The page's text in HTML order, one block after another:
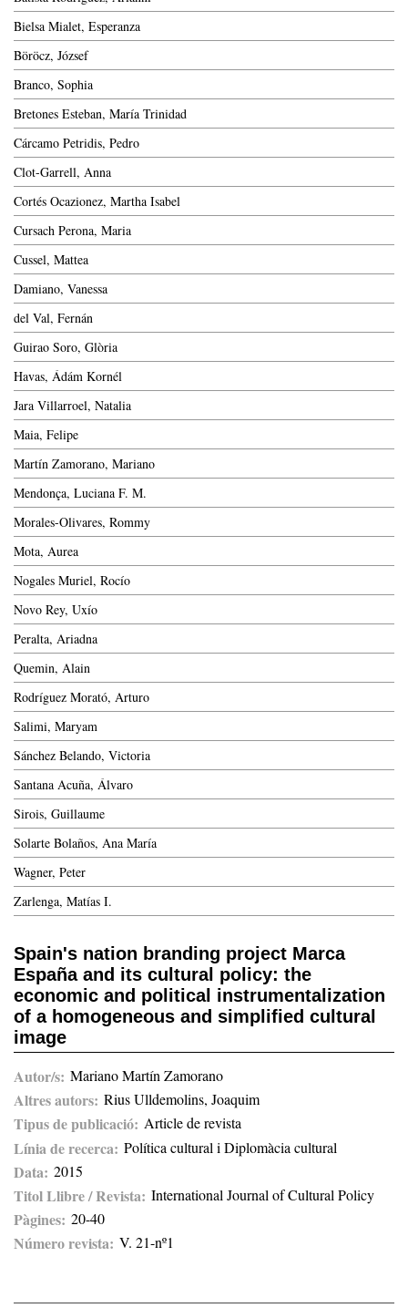
Spain's nation branding project Marca
España and its cultural policy: the
economic and political instrumentalization
of a homogeneous and simplified cultural
image
Autor/s Mariano Martín Zamorano
Altres autors Rius Ulldemolins, Joaquim
Tipus de publicació Article de revista
Línia de recerca Política cultural i Diplomàcia cultural
Data 2015
Titol Llibre / Revista International Journal of Cultural Policy
Pàgines 20-40
Número revista V. 21-nº1
Bielsa Mialet, Esperanza
Böröcz, József
Branco, Sophia
Bretones Esteban, María Trinidad
Cárcamo Petridis, Pedro
Clot-Garrell, Anna
Cortés Ocazionez, Martha Isabel
Cursach Perona, Maria
Cussel, Mattea
Damiano, Vanessa
del Val, Fernán
Guirao Soro, Glòria
Havas, Ádám Kornél
Jara Villarroel, Natalia
Maia, Felipe
Martín Zamorano, Mariano
Mendonça, Luciana F. M.
Morales-Olivares, Rommy
Mota, Aurea
Nogales Muriel, Rocío
Novo Rey, Uxío
Peralta, Ariadna
Quemin, Alain
Rodríguez Morató, Arturo
Salimi, Maryam
Sánchez Belando, Victoria
Santana Acuña, Álvaro
Sirois, Guillaume
Solarte Bolaños, Ana María
Wagner, Peter
Zarlenga, Matías I.